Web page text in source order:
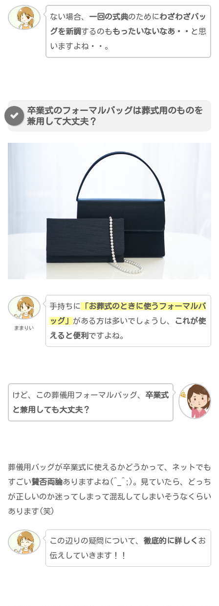
ない場合、 一回の式典のためにわざわざバッ
グを新調するのももったいないなあ・・ と思
いますよね・・。
卒業式のフォーマルバッグは葬式用のものを
兼用して大丈夫？
ままりい
手持ちに 「お葬式のときに使うフォーマルバ
ッグ」 がある方は多いでしょうし、
これが使
えると便利 ですよね。
けど、この葬儀用フォーマルバッグ、 卒業式
と兼用しても大丈夫？
葬儀用バッグが卒業式に使えるかどうかって、ネットでも
すごい賛否両論ありますよね(^_^;)。見ていたら、どっち
が正しいのか迷ってしまって混乱してしまいそうなくらい
あります(笑)
この辺りの疑問について、 徹底的に詳しく お
伝えしていきます！！